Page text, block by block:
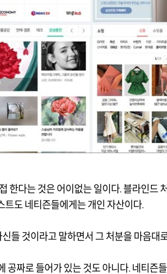
한다는 것은 어이없는 일이다 블라인드
트도 네티즌들에게는 개인 자산이다
들 것이라고 말하면서 그 처분을 마음대
공짜로 들어가 있는 것도 아니다 네티즌